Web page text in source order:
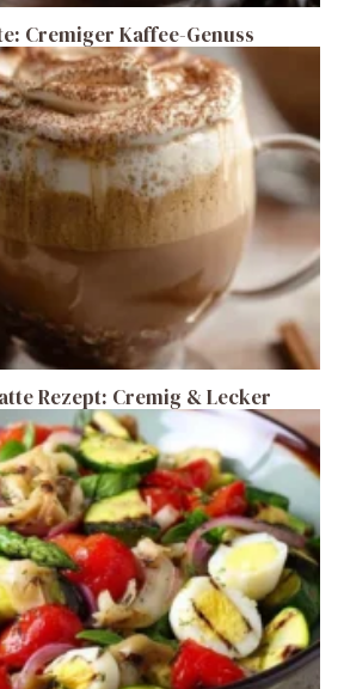
Cremiger Kaffee-Genuss
Rezept: Cremig & Lecker